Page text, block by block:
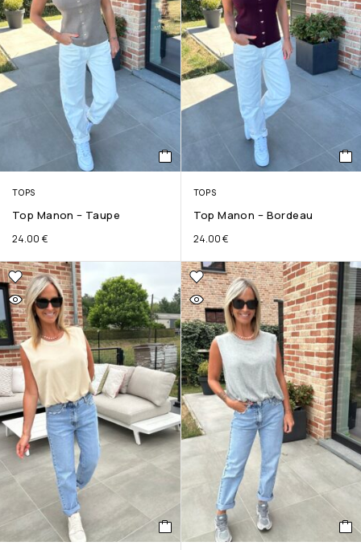
TOPS
Top Manon – Taupe
24.00 €
TOPS
Top Manon – Bordeau
24.00€